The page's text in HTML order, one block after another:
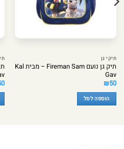
תיקי גן
תיק גן נועם Fireman Sam – מבית Kal
Gav
₪50
הוספה לסל